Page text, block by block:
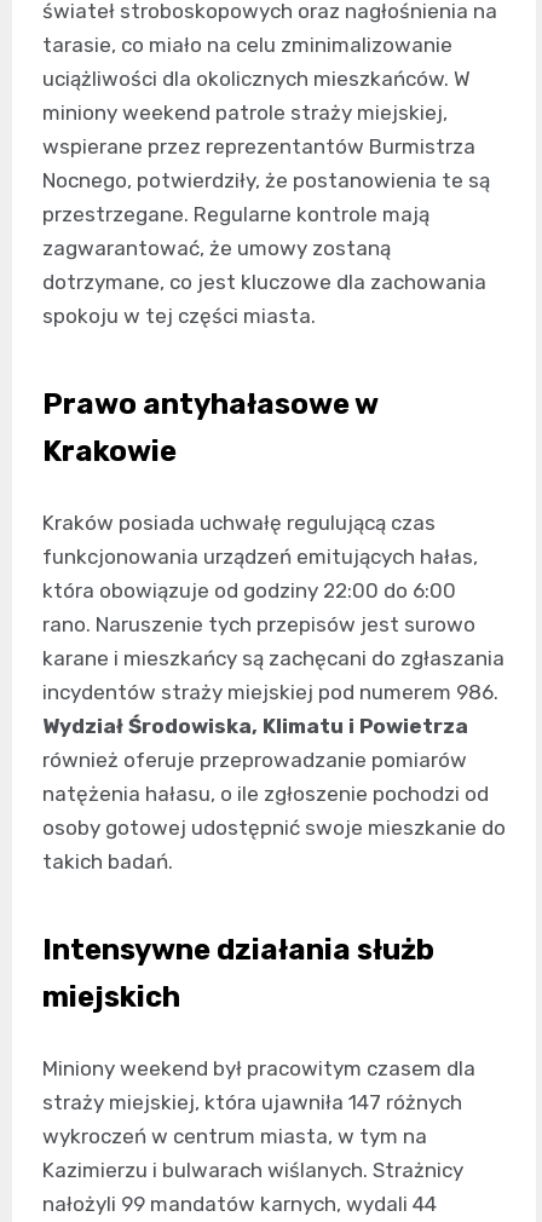
świateł stroboskopowych oraz nagłośnienia na
tarasie, co miało na celu zminimalizowanie
uciążliwości dla okolicznych mieszkańców. W
miniony weekend patrole straży miejskiej,
wspierane przez reprezentantów Burmistrza
Nocnego, potwierdziły, że postanowienia te są
przestrzegane. Regularne kontrole mają
zagwarantować, że umowy zostaną
dotrzymane, co jest kluczowe dla zachowania
spokoju w tej części miasta.
Prawo antyhałasowe w
Krakowie
Kraków posiada uchwałę regulującą czas
funkcjonowania urządzeń emitujących hałas,
która obowiązuje od godziny 22:00 do 6:00
rano. Naruszenie tych przepisów jest surowo
karane i mieszkańcy są zachęcani do zgłaszania
incydentów straży miejskiej pod numerem 986.
Wydział Środowiska, Klimatu i Powietrza
również oferuje przeprowadzanie pomiarów
natężenia hałasu, o ile zgłoszenie pochodzi od
osoby gotowej udostępnić swoje mieszkanie do
takich badań.
Intensywne działania służb
miejskich
Miniony weekend był pracowitym czasem dla
straży miejskiej, która ujawniła 147 różnych
wykroczeń w centrum miasta, w tym na
Kazimierzu i bulwarach wiślanych. Strażnicy
nałożyli 99 mandatów karnych, wydali 44